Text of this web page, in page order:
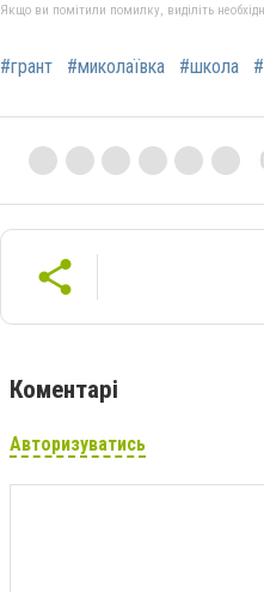
Якщо ви помітили помилку, виділіть
#грант #миколаївка #школа
Коментарі
Авторизуватись